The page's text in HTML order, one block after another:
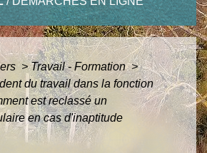
> Travail - Formation>
du travail dans la fonction
est reclassé un
en cas d'inaptitude